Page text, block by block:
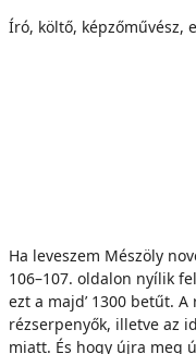
Író, költő, képzőművész,
Ha leveszem Mészöly
106–107. oldalon nyílik
ezt a majd’ 1300 betűt.
rézserpenyők, illetve az
miatt. És hogy újra meg